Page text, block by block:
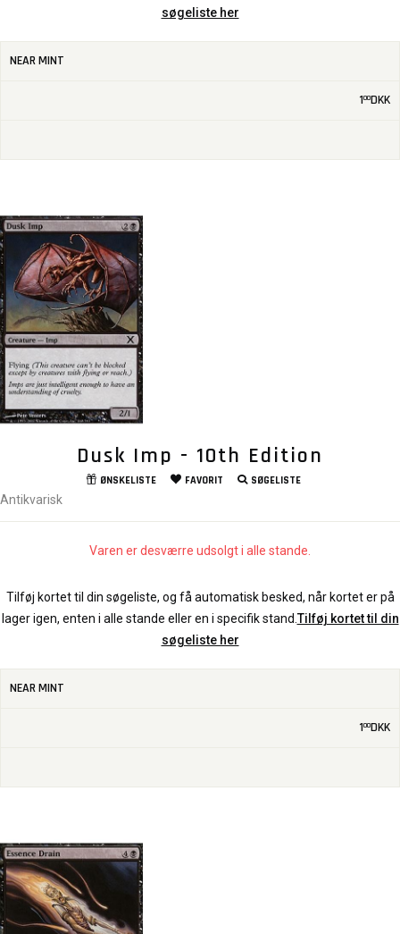
søgeliste her
NEAR MINT
100DKK
Dusk Imp - 10th Edition
ØNSKELISTE FAVORIT SØGELISTE
Antikvarisk
Varen er desværre udsolgt i alle stande.
Tilføj kortet til din søgeliste, og få automatisk besked, når kortet er på
lager igen, enten i alle stande eller en i specifik stand. Tilføj kortet til din
søgeliste her
NEAR MINT
100DKK